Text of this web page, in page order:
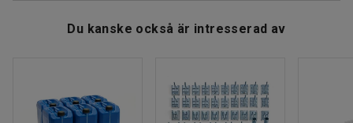
kg
Du kanske också är intresserad av